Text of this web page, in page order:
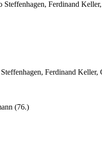
Ferdinand
Ferdinand Keller,
(76.)